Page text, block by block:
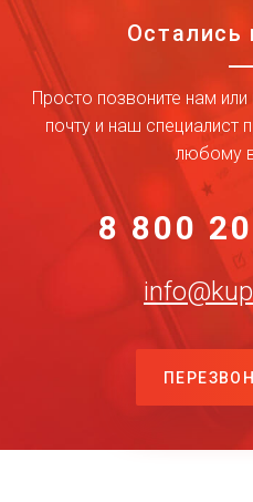
Остались
Просто позвоните нам
почту и наш специалист
любому
8 800